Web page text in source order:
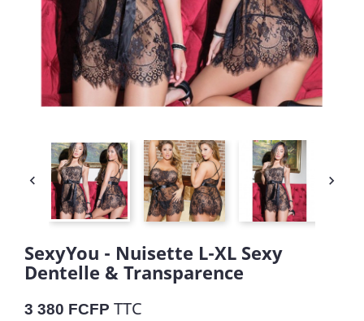
 
SexyYou - Nuisette L-XL Sexy
Dentelle & Transparence
3 380 FCFP TTC